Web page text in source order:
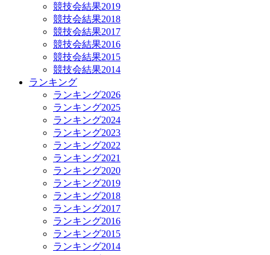
競技会結果2019
競技会結果2018
競技会結果2017
競技会結果2016
競技会結果2015
競技会結果2014
ランキング
ランキング2026
ランキング2025
ランキング2024
ランキング2023
ランキング2022
ランキング2021
ランキング2020
ランキング2019
ランキング2018
ランキング2017
ランキング2016
ランキング2015
ランキング2014